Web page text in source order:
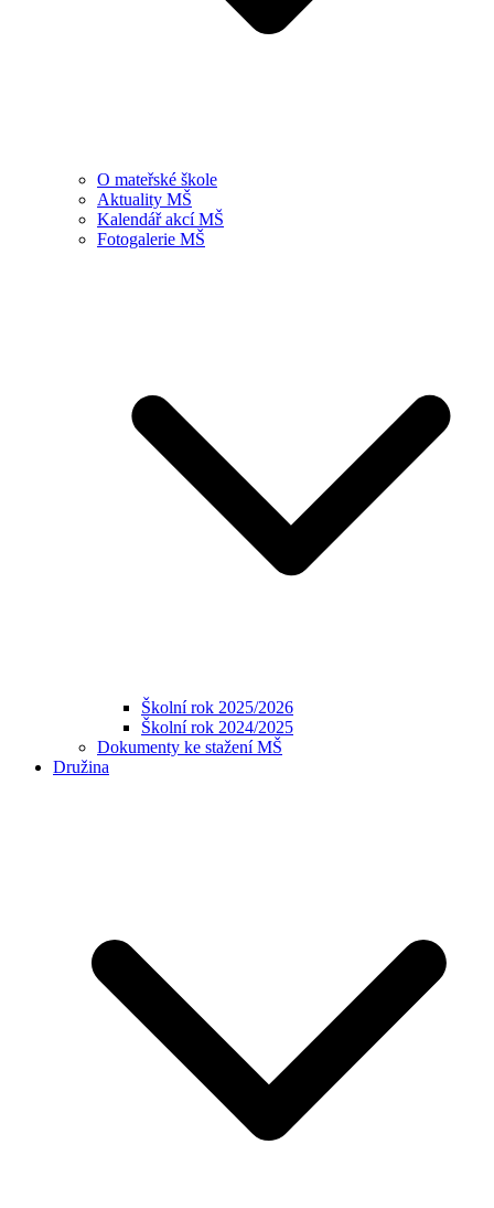
O mateřské škole
Aktuality MŠ
Kalendář akcí MŠ
Fotogalerie MŠ
Školní rok 2025/2026
Školní rok 2024/2025
Dokumenty ke stažení MŠ
Družina